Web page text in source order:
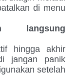
di menu
langsung
hingga akhir
jangan panik
setelah